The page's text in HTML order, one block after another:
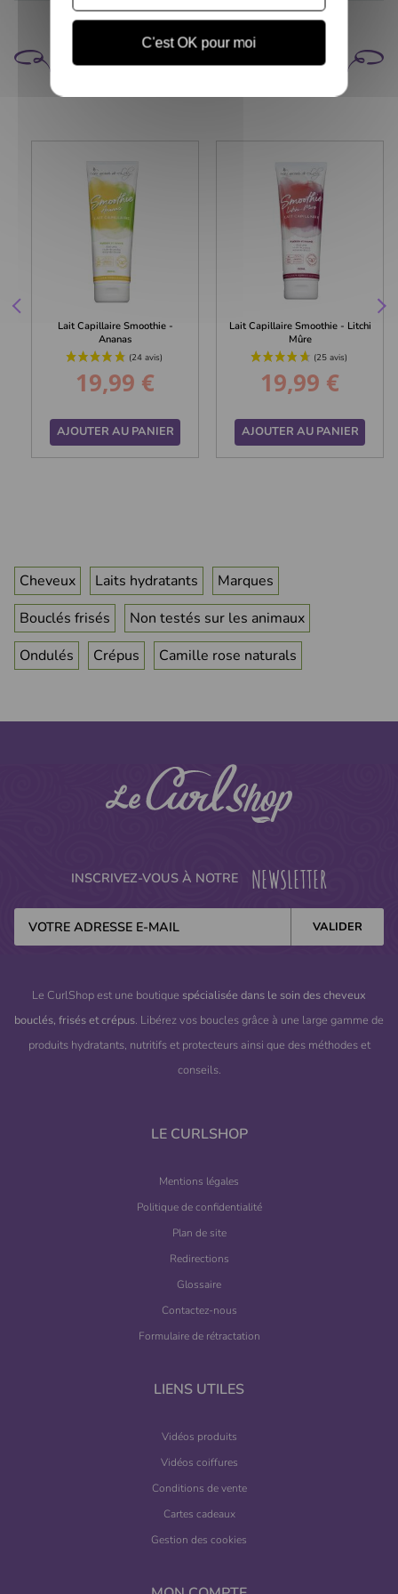
CELA POURRAIT VOUS
INTÉRESSER
Lait Capillaire Smoothie -
Ananas
Prix
19,99 €
AJOUTER AU PANIER
Lait Capillaire Smoothie - Litchi
Mûre
Prix
19,99 €
AJOUTER AU PANIER
Cheveux Laits hydratants
Marques
Bouclés frisés
Non testés sur les animaux
Ondulés
Crépus Camille rose naturals
INSCRIVEZ-VOUS À NOTRE NEWSLETTER
Le CurlShop est une boutique spécialisée dans le soin des cheveux
bouclés, frisés et crépus. Libérez vos boucles grâce à une large gamme de
produits hydratants, nutritifs et protecteurs ainsi que des méthodes et
conseils.
LE CURLSHOP
Mentions légales
Politique de confidentialité
Plan de site
Redirections
Glossaire
Contactez-nous
Formulaire de rétractation
LIENS UTILES
Vidéos produits
Vidéos coiffures
Conditions de vente
Cartes cadeaux
Gestion des cookies
C'est OK pour moi